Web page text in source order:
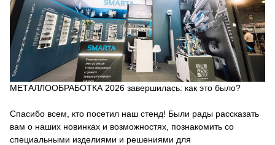
МЕТАЛЛООБРАБОТКА 2026 завершилась: как это было?
Спасибо всем, кто посетил наш стенд! Были рады рассказать
вам о наших новинках и возможностях, познакомить со
специальными изделиями и решениями для